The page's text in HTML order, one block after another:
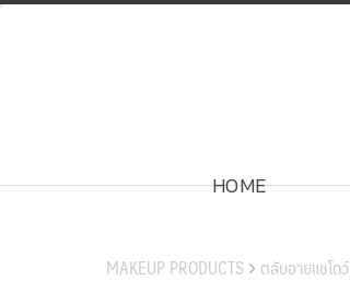
Skip
HOME
MAKEUP PRODUCTS ตลับอายแชโดว์